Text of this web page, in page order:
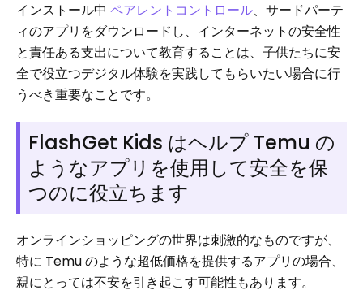
インストール中 ペアレントコントロール、サードパーテ
ィのアプリをダウンロードし、インターネットの安全性
と責任ある支出について教育することは、子供たちに安
全で役立つデジタル体験を実践してもらいたい場合に行
うべき重要なことです。
FlashGet Kids はヘルプ Temu の
ようなアプリを使用して安全を保
つのに役立ちます
オンラインショッピングの世界は刺激的なものですが、
特に Temu のような超低価格を提供するアプリの場合、
親にとっては不安を引き起こす可能性もあります。